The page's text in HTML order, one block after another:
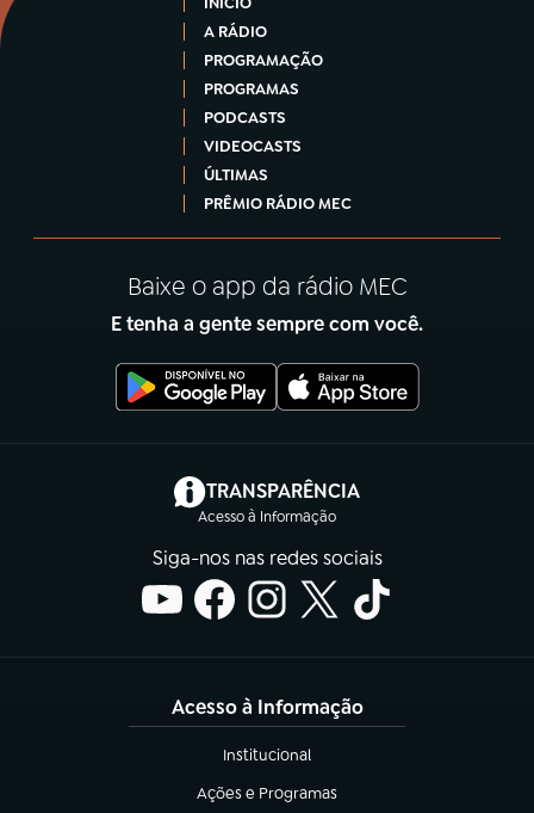
A RÁDIO
PROGRAMAÇÃO
PROGRAMAS
PODCASTS
VIDEOCASTS
ÚLTIMAS
PRÊMIO RÁDIO MEC
Baixe o app da rádio MEC
E tenha a gente sempre com você.
TRANSPARÊNCIA
Acesso à Informação
(abre em nova aba)
Siga-nos nas redes sociais
Acesso à Informação
Institucional
(abre em nova aba)
Ações e Programas
(abre em nova aba)